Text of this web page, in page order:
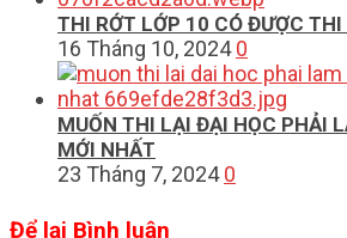
THI RỚT LỚP 10 CÓ ĐƯỢC
16 Tháng 10, 2024 0
MUỐN THI LẠI ĐẠI HỌC PHẢI
MỚI NHẤT
23 Tháng 7, 2024 0
Để lại Bình luận